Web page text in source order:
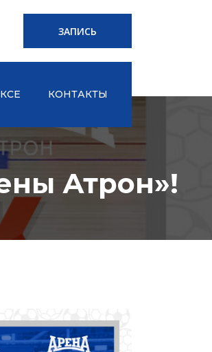
ЗАПИСЬ
КОНТАКТЫ
Атрон»!